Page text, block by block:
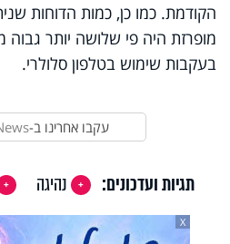
הקודמת. כמו כן, כמות הדוחות
מופרזת היה פי שלושה יותר גבוה
בעקבות שימוש בטלפון סלולרי.
עקבו אחרינו ב-
תגיות ועדכונים: נהיגה
X